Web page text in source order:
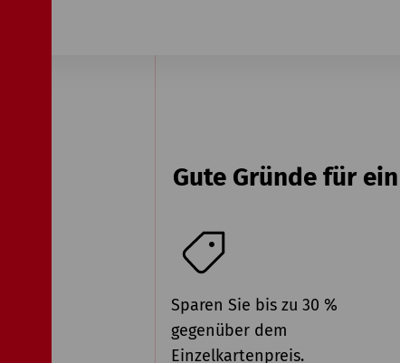
Gute Gründe für
Sparen Sie bis zu 30 %
gegenüber dem
Einzelkartenpreis.